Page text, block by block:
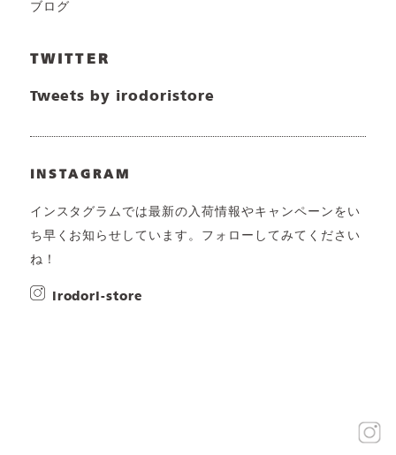
ブログ
TWITTER
Tweets by irodoristore
INSTAGRAM
インスタグラムでは最新の入荷情報やキャンペーンをい
ち早くお知らせしています。フォローしてみてください
ね！
irodori-store